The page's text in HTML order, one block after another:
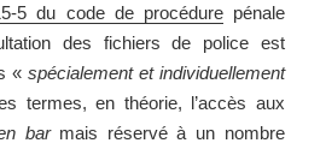
5 du code de procédurepénale
des fichiers de police est
« spécialement et individuellement
termes, en théorie, l’accès aux
barmais réservé à un nombre